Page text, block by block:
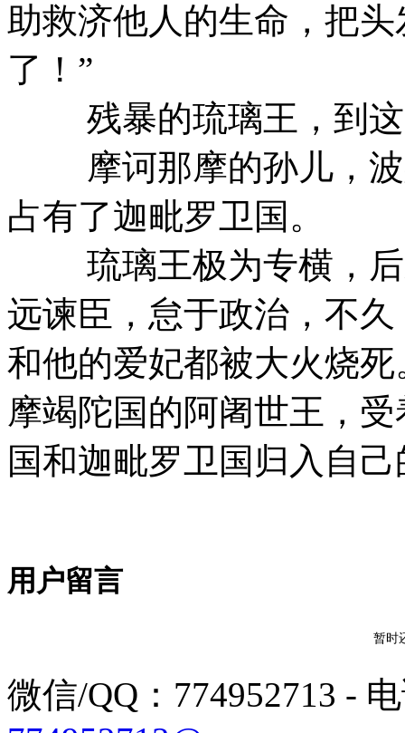
助救济他人的生命，把
了！”
残暴的琉璃王，到这
摩诃那摩的孙儿，波
占有了迦毗罗卫国。
琉璃王极为专横，后
远谏臣，怠于政治，不
和他的爱妃都被大火烧
摩竭陀国的阿阇世王，
国和迦毗罗卫国归入自
用户留言
暂时
微信/QQ：774952713 -